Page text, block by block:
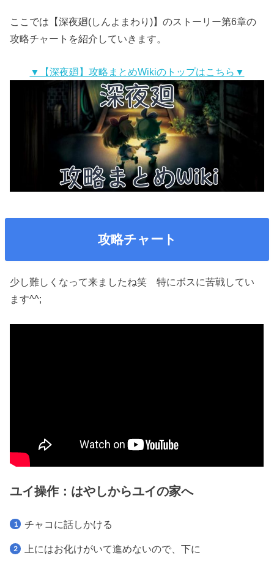
ここでは【深夜廻(しんよまわり)】のストーリー第6章の
攻略チャートを紹介していきます。
▼【深夜廻】攻略まとめWikiのトップはこちら▼
攻略チャート
少し難しくなって来ましたね笑 特にボスに苦戦してい
ます^^;
ユイ操作：はやしからユイの家へ
チャコに話しかける
上にはお化けがいて進めないので、下に